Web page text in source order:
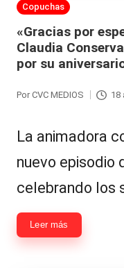
Publicada
Copuchas
«Gracias por
Claudia
por su
Por CVC MEDIOS 18
La animadora
nuevo episodio
celebrando los
Leer más